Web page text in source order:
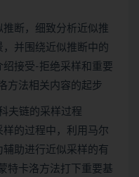
断，细致分析近似推
并围绕近似推断中的
接受-拒绝采样和重要
方法相关内容的起步
夫链的采样过程
的过程中，利用马尔
助进行近似采样的有
特卡洛方法打下重要基